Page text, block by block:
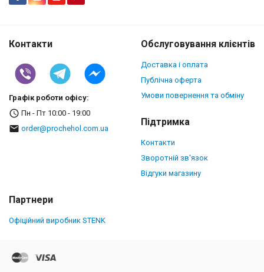
Контакти
Графік роботи офісу:
Пн - Пт 10:00 - 19:00
order@prochehol.com.ua
Обслуговування клієнтів
Доставка і оплата
Публічна оферта
Умови повернення та обміну
Підтримка
Контакти
Зворотній зв'язок
Відгуки магазину
Партнери
Офіційний виробник STENK